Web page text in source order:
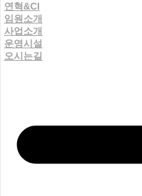
연혁&CI
임원소개
사업소개
운영시설
오시는길